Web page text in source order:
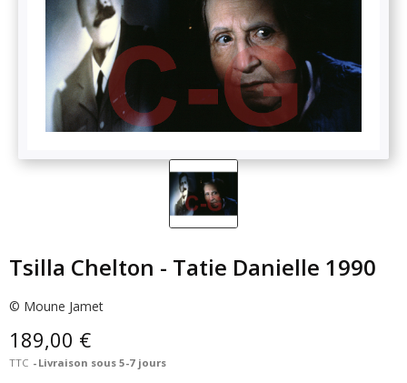
Tsilla Chelton - Tatie Danielle 1990
© Moune Jamet
189,00 €
TTC Livraison sous 5-7 jours